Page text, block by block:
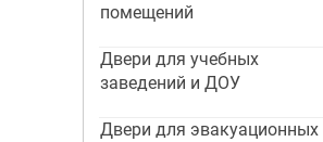
помещений
Двери для учебных
заведений и ДОУ
Двери для эвакуационных